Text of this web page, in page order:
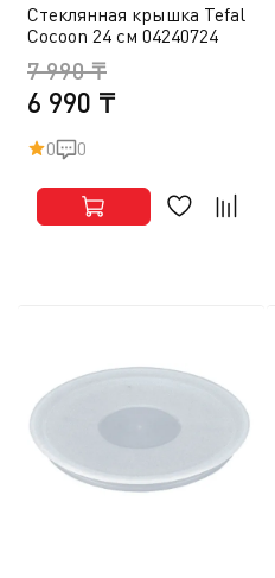
Стеклянная крышка Tefal
Cocoon 24 см 04240724
6 990 ₸
7 990 ₸
0 0